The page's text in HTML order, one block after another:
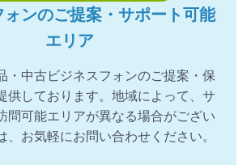
ォンのご提案・サポート可能
エリア
・中古ビジネスフォンのご提案・保
供しております。地域によって、サ
問可能エリアが異なる場合がござい
、お気軽にお問い合わせください。